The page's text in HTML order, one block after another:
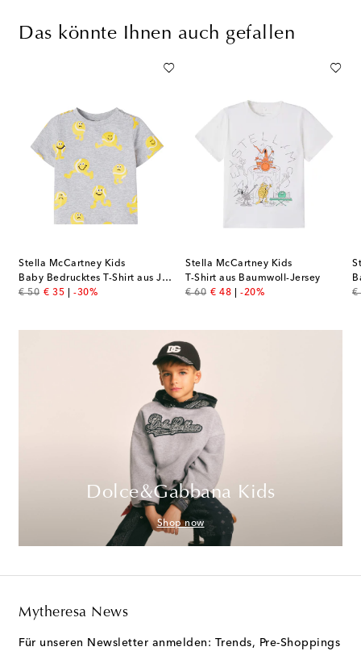
Das könnte Ihnen auch gefallen
Stella McCartney Kids
Baby Bedrucktes T-Shirt aus Jersey
€ 50
original price
€ 35
discount price
-30%
Stella McCartney Kids
T-Shirt aus Baumwoll-Jersey
€ 60
original price
€ 48
discount price
-20% €
Dolce&Gabbana Kids
Shop now
Mytheresa News
Für unseren Newsletter anmelden: Trends, Pre-Shoppings